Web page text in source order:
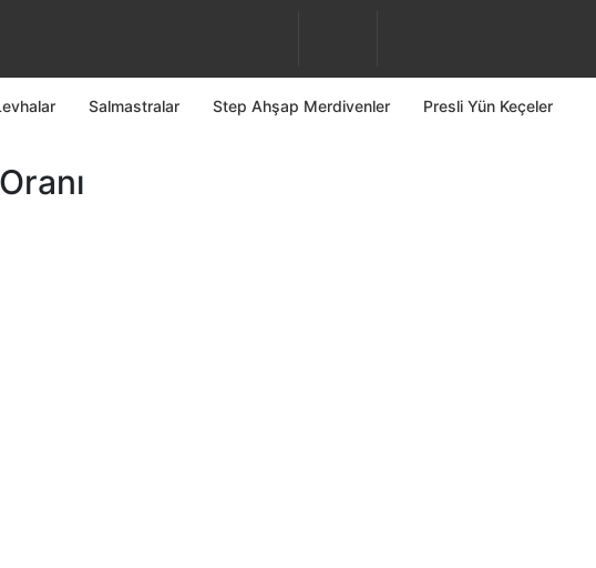
Salmastralar Step Ahşap Merdivenler Presli Yün Keçeler